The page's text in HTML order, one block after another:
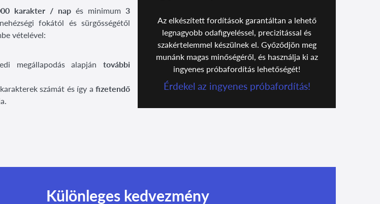
karakter / napés minimum3
fokától és sürgősségétől
vételével:
megállapodás alapján további
számát és így afizetendő
Az elkészített fordítások garantáltan a lehető
legnagyobb odafigyeléssel, precizitással és
szakértelemmel készülnek el. Győződjön meg
munánk magas minőségéről, és használja ki az
ingyenes próbafordítás lehetőségét!
Érdekel az ingyenes próbafordítás!
Különleges kedvezmény